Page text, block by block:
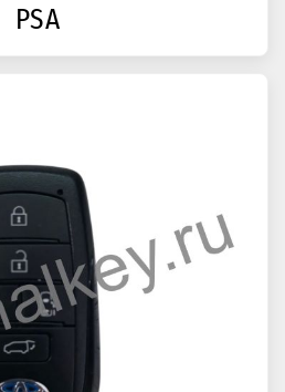
PSA